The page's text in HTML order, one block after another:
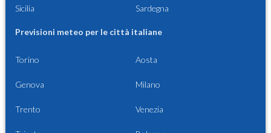
Sicilia Sardegna
Previsioni meteo per le città italiane
Torino Aosta
Genova Milano
Trento Venezia